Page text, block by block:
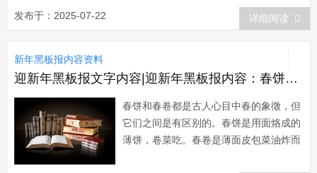
敬。午餐必食馍饼，认为吃饼一年之内便
会财运亨通。在山东郓城等地有抬石头神
之举。初九夜，人们将一瓦罐冻结在...
发布于：2025-07-22 详细阅读
新年黑板报内容资料
迎新年黑板报文字内容|迎新年黑板报内容：春饼的做法
春饼和春卷都是古人心目中春的象徵，但
它们之间是有区别的。春饼是用面烙成的
薄饼，卷菜吃。春卷是薄面皮包菜油炸而